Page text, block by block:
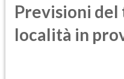
Previsioni
località in